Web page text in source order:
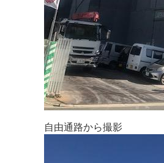
自由通路から撮影